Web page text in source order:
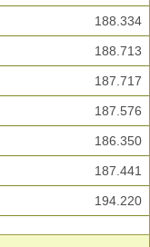
188.334
188.713
187.717
187.576
186.350
187.441
194.220